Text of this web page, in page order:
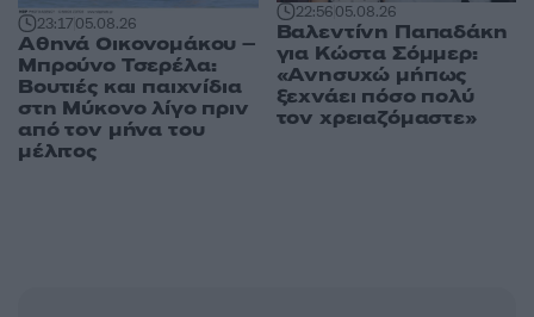
23:1705.08.26
Αθηνά Οικονομάκου –
Μπρούνο Τσερέλα:
Βουτιές και παιχνίδια
στη Μύκονο λίγο πριν
από τον μήνα του
μέλιτος
22:5605.08.26
Βαλεντίνη Παπαδάκη
για Κώστα Σόμμερ:
«Ανησυχώ μήπως
ξεχνάει πόσο πολύ
τον χρειαζόμαστε»